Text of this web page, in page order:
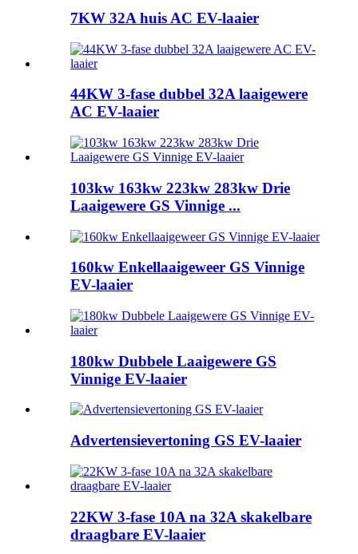
7KW 32A huis AC EV-laaier
44KW 3-fase dubbel 32A laaigewere
AC EV-laaier
103kw 163kw 223kw 283kw Drie
Laaigewere GS Vinnige ...
160kw Enkellaaigeweer GS Vinnige
EV-laaier
180kw Dubbele Laaigewere GS
Vinnige EV-laaier
Advertensievertoning GS EV-laaier
22KW 3-fase 10A na 32A skakelbare
draagbare EV-laaier